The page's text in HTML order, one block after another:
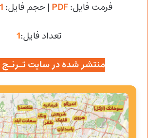
فرمت فایل:PDF | حجم فایل:
تعداد فایل:1
منتشر شده در سایت تـرنـج